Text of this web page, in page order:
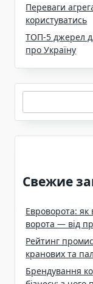
Переваги
користуватись
ТОП-5 джерел
про Україну
Search
Свежие
Евроворота: як
ворота — від
Рейтинг
кранових та
Брендування